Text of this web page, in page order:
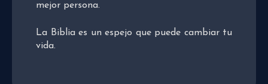
mejor persona.
La Biblia es un espejo que puede cambiar tu
vida.